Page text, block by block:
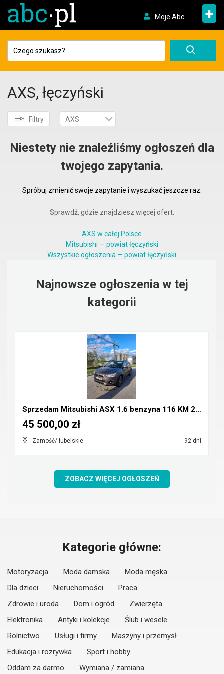
Moje Abc +
AXS, łęczyński
Filtry AXS
Niestety nie znaleźliśmy ogłoszeń dla
twojego zapytania.
Spróbuj zmienić swoje zapytanie i wyszukać jeszcze raz.
Sprawdź, gdzie znajdziesz więcej ofert:
AXS w całej Polsce
Mitsubishi — powiat łęczyński
Wszystkie ogłoszenia — powiat łęczyński
Najnowsze ogłoszenia w tej
kategorii
Sprzedam Mitsubishi ASX 1.6 benzyna 116 KM 2016r
Zamość/ lubelskie 92 dni
45 500,00 zł
ZOBACZ WIĘCEJ OGŁOSZEŃ
Kategorie główne:
Motoryzacja Moda damska
Moda męska
Dla dzieci
Nieruchomości
Praca
Zdrowie i uroda
Dom i ogród
Zwierzęta
Elektronika
Antyki i kolekcje
Ślub i wesele
Rolnictwo
Usługi i firmy
Maszyny i przemysł
Edukacja i rozrywka
Sport i hobby
Oddam za darmo
Wymiana / zamiana